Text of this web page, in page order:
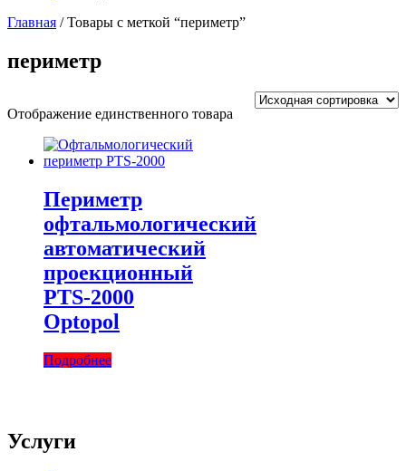
Главная / Товары с меткой “периметр”
периметр
Отображение единственного товара
Периметр
офтальмологический
автоматический
проекционный
PTS-2000
Optopol
Подробнее
Услуги